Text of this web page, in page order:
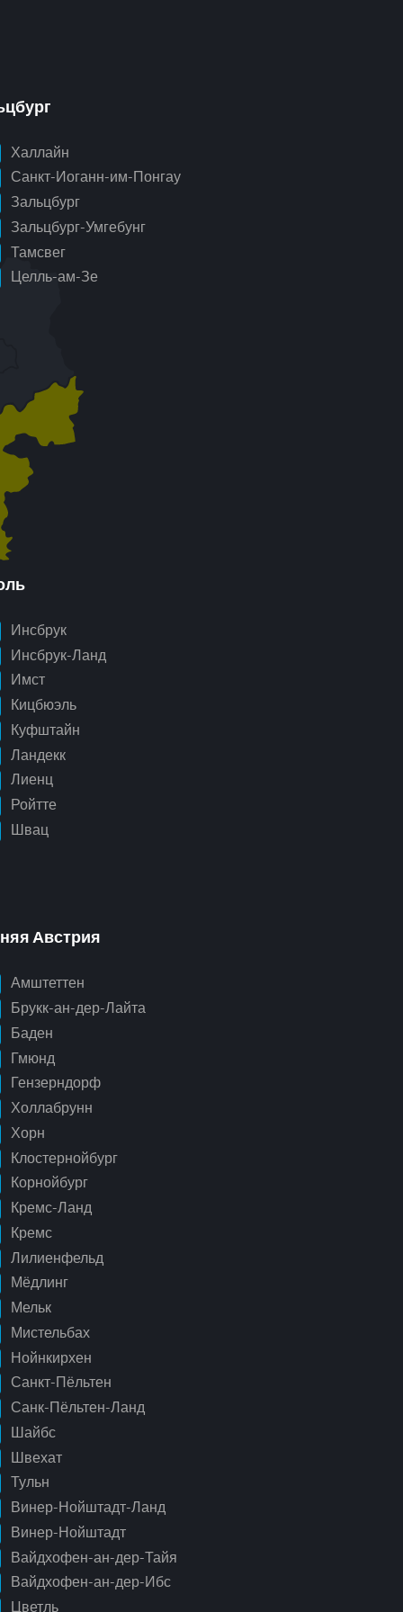
Халлайн
Санкт-Иоганн-им-Понгау
Зальцбург
Зальцбург-Умгебунг
Тамсвег
Целль-ам-Зе
Инсбрук
Инсбрук-Ланд
Имст
Кицбюэль
Куфштайн
Ландекк
Лиенц
Ройтте
Швац
Австрия
Амштеттен
Брукк-ан-дер-Лайта
Баден
Гмюнд
Гензерндорф
Холлабрунн
Хорн
Клостернойбург
Корнойбург
Кремс-Ланд
Кремс
Лилиенфельд
Мёдлинг
Мельк
Мистельбах
Нойнкирхен
Санкт-Пёльтен
Санк-Пёльтен-Ланд
Шайбс
Швехат
Тульн
Винер-Нойштадт-Ланд
Винер-Нойштадт
Вайдхофен-ан-дер-Тайя
Вайдхофен-ан-дер-Ибс
Цветль